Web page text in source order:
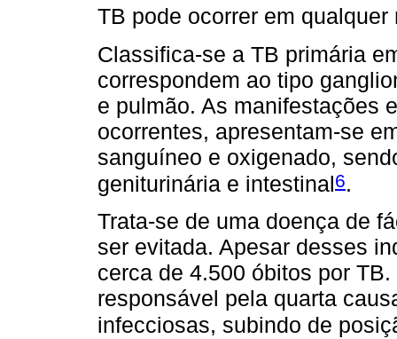
TB pode ocorrer em
Classifica-se a TB primária
correspondem ao tipo
e pulmão. As manifestações
ocorrentes, apresentam-se
sanguíneo e oxigenado,
geniturinária e intestinal6.
Trata-se de uma doença de
ser evitada. Apesar desses
cerca de 4.500 óbitos por
responsável pela quarta
infecciosas, subindo de